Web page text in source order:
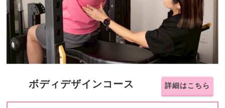
ボディデザインコース 詳細はこちら